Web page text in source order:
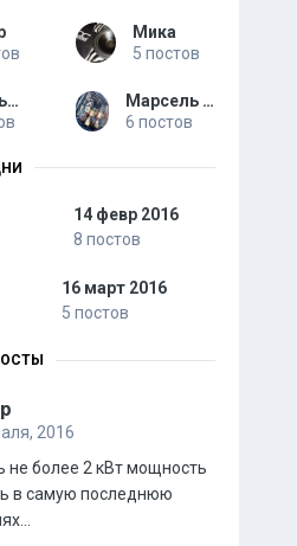
Мика
5 постов
Федюньчик
Марсель 116
6 постов
14 февр 2016
8 постов
16 март 2016
5 постов
2016
не более 2 кВт мощность
в самую последнюю